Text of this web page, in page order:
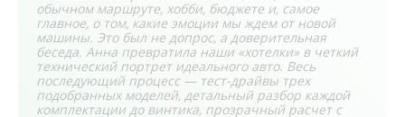
обычном маршруте, хобби, бюджете и, самое
главное, о том, какие эмоции мы ждем от новой
машины. Это был не допрос, а доверительная
беседа. Анна превратила наши «хотелки» в четкий
технический портрет идеального авто. Весь
последующий процесс — тест-драйвы трех
подобранных моделей, детальный разбор каждой
комплектации до винтика, прозрачный расчет с